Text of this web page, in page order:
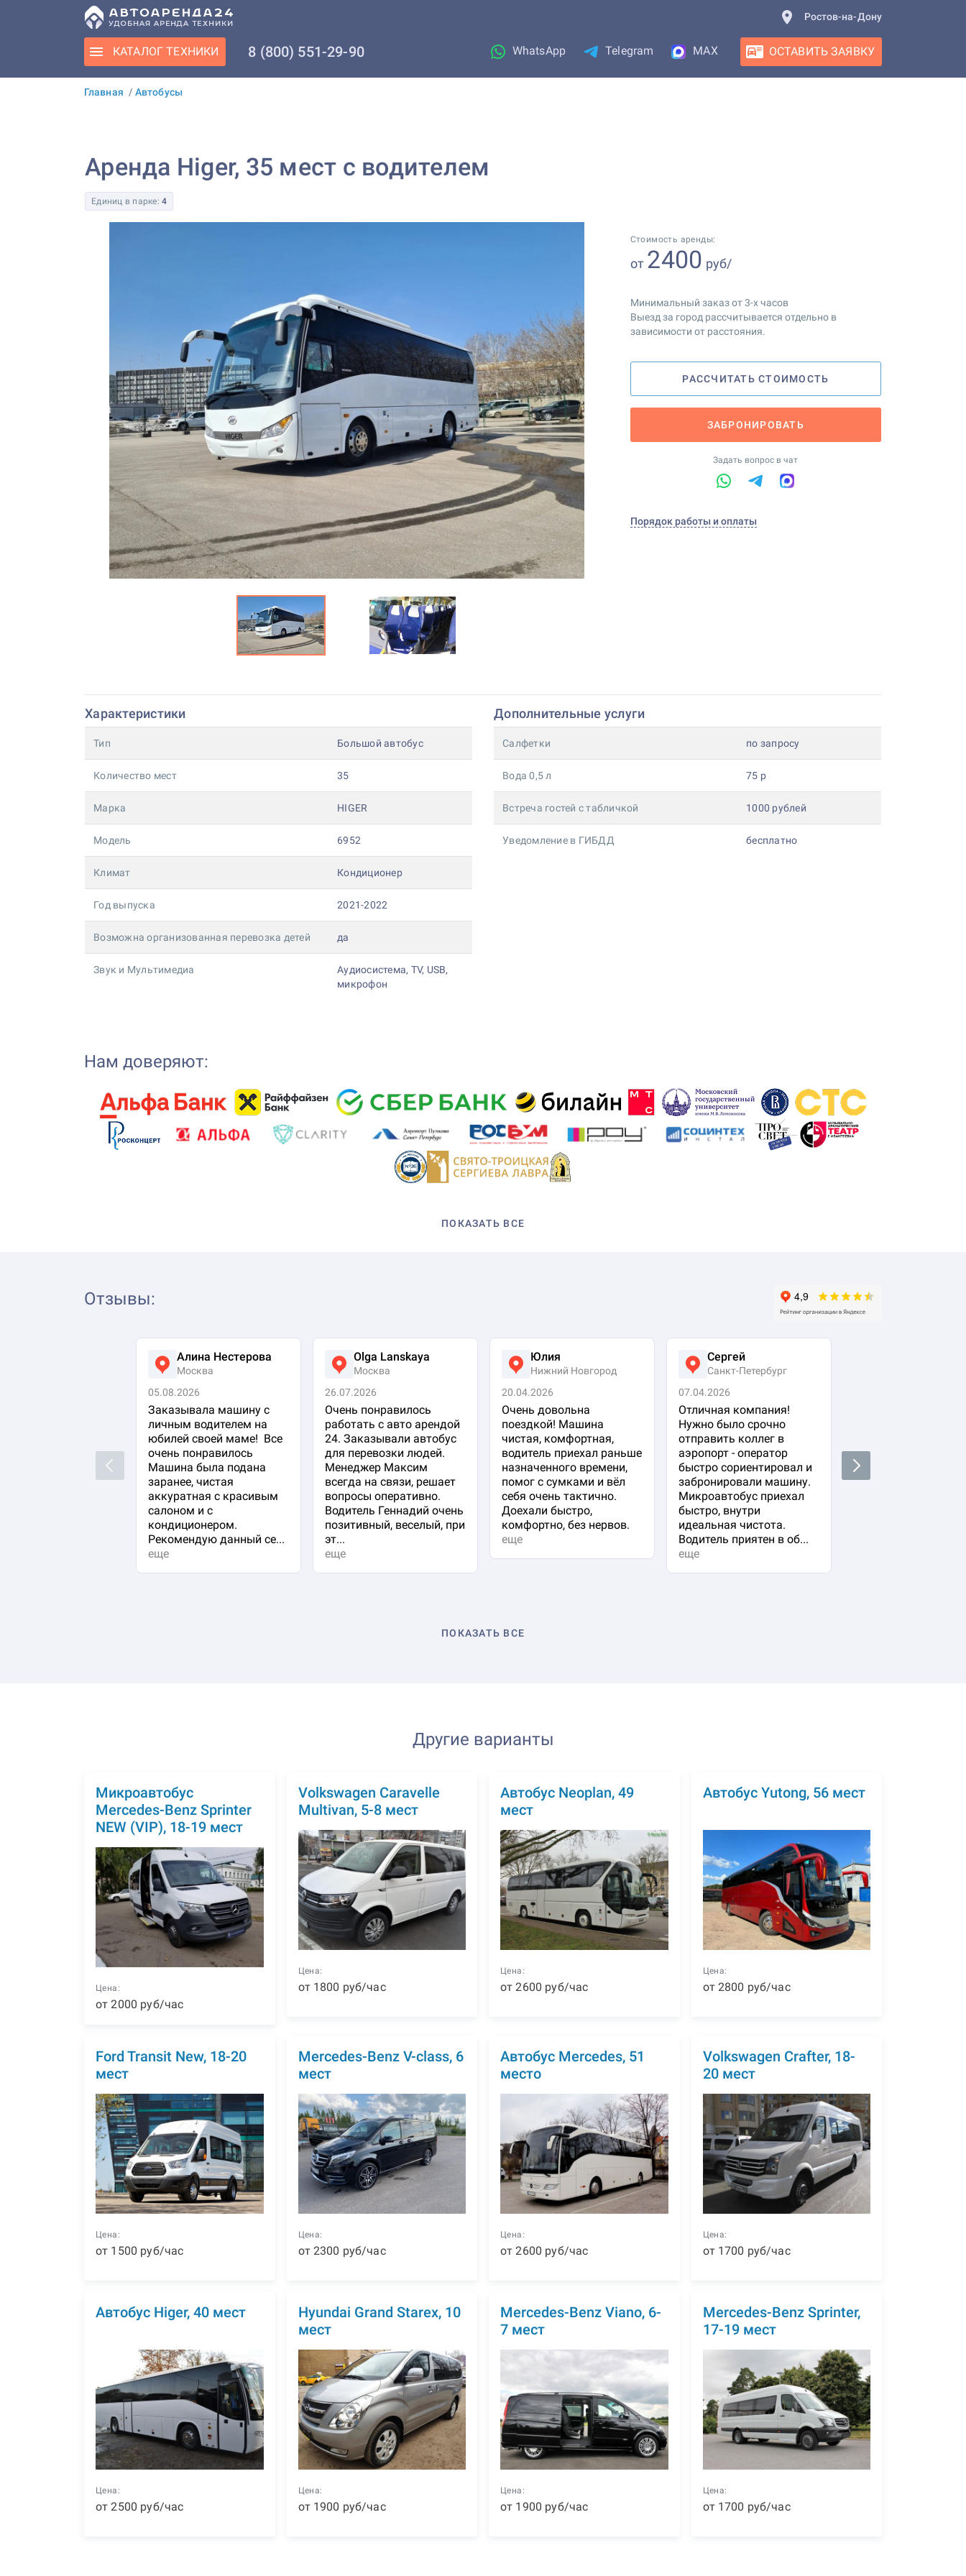
Ростов-на-Дону
КАТАЛОГ ТЕХНИКИ 8 (800) 551-29-90 WhatsApp Telegram MAX ОСТАВИТЬ ЗАЯВКУ
Главная / Автобусы
Аренда Higer, 35 мест с водителем
Единиц в парке: 4
Стоимость аренды:
от 2400 руб/
Минимальный заказ от 3-х часов
Выезд за город рассчитывается отдельно в
зависимости от расстояния.
РАССЧИТАТЬ СТОИМОСТЬ
ЗАБРОНИРОВАТЬ
Задать вопрос в чат
Порядок работы и оплаты
Характеристики
Тип Большой автобус
Количество мест 35
Марка HIGER
Модель 6952
Климат Кондиционер
Год выпуска 2021-2022
Возможна организованная перевозка детей да
Звук и Мультимедиа
Аудиосистема, TV, USB,
микрофон
Дополнительные услуги
Салфетки по запросу
Вода 0,5 л 75 р
Встреча гостей с табличкой 1000 рублей
Уведомление в ГИБДД бесплатно
Нам доверяют:
ПОКАЗАТЬ ВСЕ
Отзывы:
Previous
Алина Нестерова
Москва
05.08.2026
Заказывала машину с
личным водителем на
юбилей своей маме! Все
очень понравилось
Машина была подана
заранее, чистая
аккуратная с красивым
салоном и с
кондиционером.
Рекомендую данный се...
еще
Olga Lanskaya
Москва
26.07.2026
Очень понравилось
работать с авто арендой
24. Заказывали автобус
для перевозки людей.
Менеджер Максим
всегда на связи, решает
вопросы оперативно.
Водитель Геннадий очень
позитивный, веселый, при
эт...
еще
Юлия
Нижний Новгород
20.04.2026
Очень довольна
поездкой! Машина
чистая, комфортная,
водитель приехал раньше
назначенного времени,
помог с сумками и вёл
себя очень тактично.
Доехали быстро,
комфортно, без нервов.
еще
Сергей
Санкт-Петербург
07.04.2026
Отличная компания!
Нужно было срочно
отправить коллег в
аэропорт - оператор
быстро сориентировал и
забронировали машину.
Микроавтобус приехал
быстро, внутри
идеальная чистота.
Водитель приятен в об...
еще
жд вокзала в 4
Очень переживала
водитель опоздает
Next
ПОКАЗАТЬ ВСЕ
Другие варианты
Микроавтобус
Mercedes-Benz Sprinter
NEW (VIP), 18-19 мест
Цена:
от2000 руб/час
Volkswagen Caravelle
Multivan, 5-8 мест
Цена:
от 1800 руб/час
Автобус Neoplan, 49
мест
Цена:
от2600 руб/час
Автобус Yutong, 56 мест
Цена:
от 2800 руб/час
Ford Transit New, 18-20
мест
Цена:
от 1500 руб/час
Mercedes-Benz V-class, 6
мест
Цена:
от 2300 руб/час
Автобус Mercedes, 51
место
Цена:
от2600 руб/час
Volkswagen Crafter, 18-
20 мест
Цена:
от 1700 руб/час
Автобус Higer, 40 мест
Цена:
от2500 руб/час
Hyundai Grand Starex, 10
мест
Цена:
от 1900 руб/час
Mercedes-Benz Viano, 6-
7 мест
Цена:
от 1900 руб/час
Mercedes-Benz Sprinter,
17-19 мест
Цена:
от 1700 руб/час